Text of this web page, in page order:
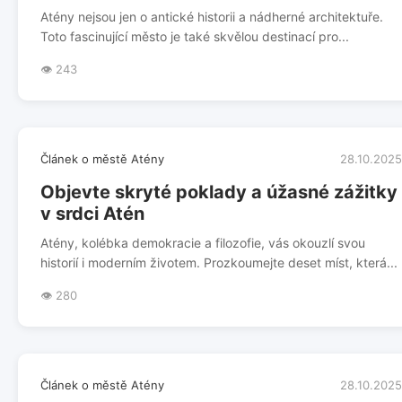
Atény nejsou jen o antické historii a nádherné architektuře.
Toto fascinující město je také skvělou destinací pro...
👁️ 243
Článek o městě Atény 28.10.2025
Objevte skryté poklady a úžasné zážitky
v srdci Atén
Atény, kolébka demokracie a filozofie, vás okouzlí svou
historií i moderním životem. Prozkoumejte deset míst, která...
👁️ 280
Článek o městě Atény 28.10.2025